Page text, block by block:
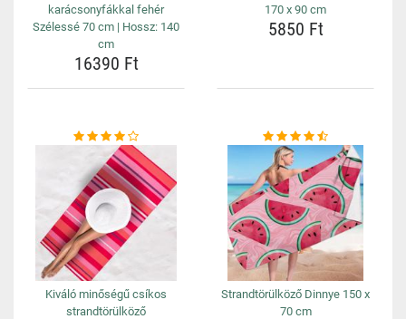
karácsonyfákkal fehér
Szélessé 70 cm | Hossz: 140
cm
16390 Ft
170 x 90 cm
5850 Ft
Kiváló minőségű csíkos
strandtörülköző
Strandtörülköző Dinnye 150 x
70 cm